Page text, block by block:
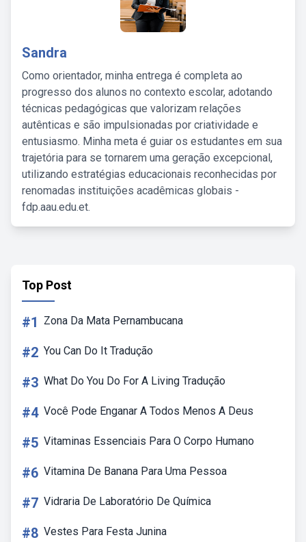
Sandra
Como orientador, minha entrega é completa ao
progresso dos alunos no contexto escolar, adotando
técnicas pedagógicas que valorizam relações
autênticas e são impulsionadas por criatividade e
entusiasmo. Minha meta é guiar os estudantes em sua
trajetória para se tornarem uma geração excepcional,
utilizando estratégias educacionais reconhecidas por
renomadas instituições acadêmicas globais -
fdp.aau.edu.et.
Top Post
#1 Zona Da Mata Pernambucana
#2 You Can Do It Tradução
#3 What Do You Do For A Living Tradução
#4 Você Pode Enganar A Todos Menos A Deus
#5 Vitaminas Essenciais Para O Corpo Humano
#6 Vitamina De Banana Para Uma Pessoa
#7 Vidraria De Laboratório De Química
#8 Vestes Para Festa Junina